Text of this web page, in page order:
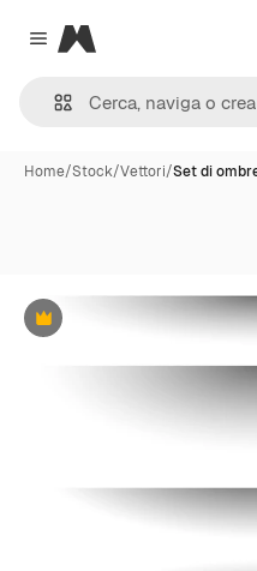
Close menu
Magnific
Home/Stock/Vettori/Set di
Premium